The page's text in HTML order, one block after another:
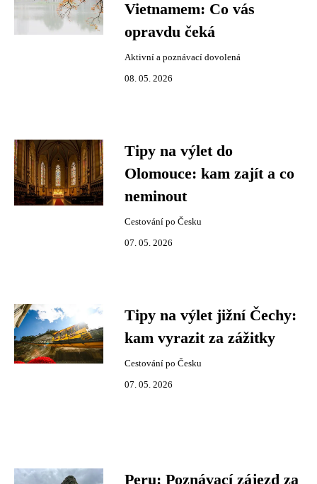
Vietnamem: Co vás
opravdu čeká
Aktivní a poznávací dovolená
08. 05. 2026
Tipy na výlet do
Olomouce: kam zajít a co
neminout
Cestování po Česku
07. 05. 2026
Tipy na výlet jižní Čechy:
kam vyrazit za zážitky
Cestování po Česku
07. 05. 2026
Peru: Poznávací zájezd za